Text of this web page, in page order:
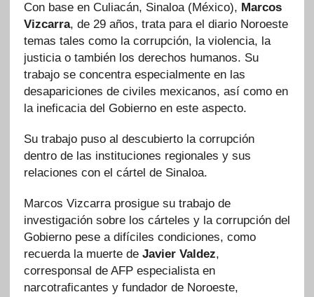
Con base en Culiacán, Sinaloa (México), Marcos
Vizcarra, de 29 años, trata para el diario Noroeste
temas tales como la corrupción, la violencia, la
justicia o también los derechos humanos. Su
trabajo se concentra especialmente en las
desapariciones de civiles mexicanos, así como en
la ineficacia del Gobierno en este aspecto.
Su trabajo puso al descubierto la corrupción
dentro de las instituciones regionales y sus
relaciones con el cártel de Sinaloa.
Marcos Vizcarra prosigue su trabajo de
investigación sobre los cárteles y la corrupción del
Gobierno pese a difíciles condiciones, como
recuerda la muerte de Javier Valdez,
corresponsal de AFP especialista en
narcotraficantes y fundador de Noroeste,